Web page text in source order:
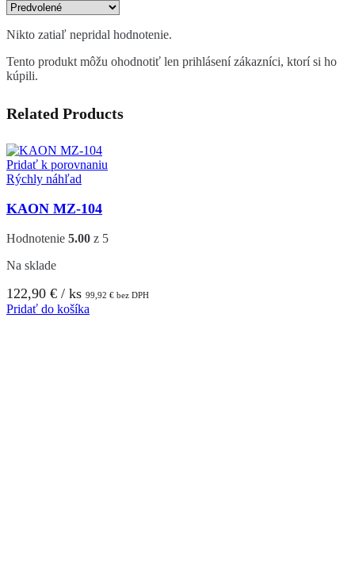
Nikto zatiaľ nepridal hodnotenie.
Tento produkt môžu ohodnotiť len prihlásení zákazníci, ktorí si ho
kúpili.
Related Products
Pridať k porovnaniu
Rýchly náhľad
KAON MZ-104
Hodnotenie 5.00 z 5
Na sklade
122,90 € / ks 99,92 € bez DPH
Pridať do košíka